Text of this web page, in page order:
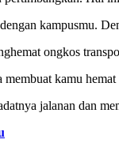
kampusmu.
ongkos
kamu
jalanan dan